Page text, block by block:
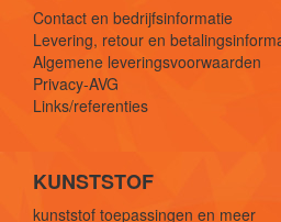
Contact en bedrijfsinformatie
Levering, retour en
Algemene leveringsvoorwaarden
Privacy-AVG
Links/referenties
KUNSTSTOF
kunststof toepassingen en meer